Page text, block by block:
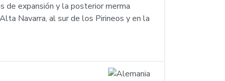
de expansión y la posterior merma
Navarra, al sur de los Pirineos y en la